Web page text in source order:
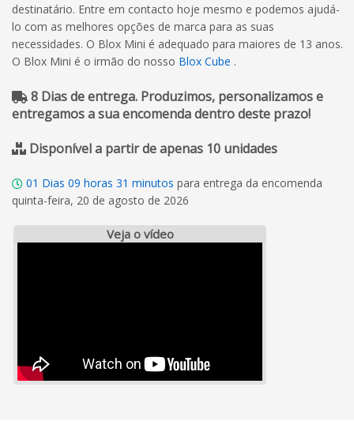
destinatário. Entre em contacto hoje mesmo e podemos ajudá-
lo com as melhores opções de marca para as suas
necessidades. O Blox Mini é adequado para maiores de 13 anos.
O Blox Mini é o irmão do nosso Blox Cube .
8 Dias de entrega. Produzimos, personalizamos e
entregamos a sua encomenda dentro deste prazo!
Disponível a partir de apenas 10 unidades
01 Dias 09 horas 31 minutos para entrega da encomenda
quinta-feira, 20 de agosto de 2026
Veja o vídeo